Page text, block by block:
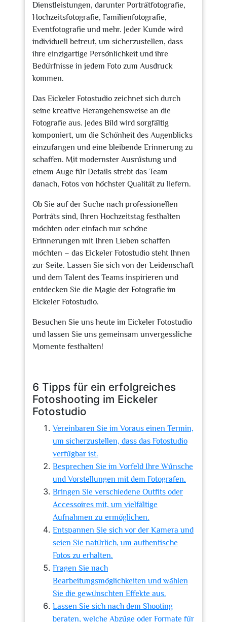
Dienstleistungen, darunter Porträtfotografie,
Hochzeitsfotografie, Familienfotografie,
Eventfotografie und mehr. Jeder Kunde wird
individuell betreut, um sicherzustellen, dass
ihre einzigartige Persönlichkeit und ihre
Bedürfnisse in jedem Foto zum Ausdruck
kommen.
Das Eickeler Fotostudio zeichnet sich durch
seine kreative Herangehensweise an die
Fotografie aus. Jedes Bild wird sorgfältig
komponiert, um die Schönheit des Augenblicks
einzufangen und eine bleibende Erinnerung zu
schaffen. Mit modernster Ausrüstung und
einem Auge für Details strebt das Team
danach, Fotos von höchster Qualität zu liefern.
Ob Sie auf der Suche nach professionellen
Porträts sind, Ihren Hochzeitstag festhalten
möchten oder einfach nur schöne
Erinnerungen mit Ihren Lieben schaffen
möchten – das Eickeler Fotostudio steht Ihnen
zur Seite. Lassen Sie sich von der Leidenschaft
und dem Talent des Teams inspirieren und
entdecken Sie die Magie der Fotografie im
Eickeler Fotostudio.
Besuchen Sie uns heute im Eickeler Fotostudio
und lassen Sie uns gemeinsam unvergessliche
Momente festhalten!
6 Tipps für ein erfolgreiches
Fotoshooting im Eickeler
Fotostudio
Vereinbaren Sie im Voraus einen Termin,
um sicherzustellen, dass das Fotostudio
verfügbar ist.
Besprechen Sie im Vorfeld Ihre Wünsche
und Vorstellungen mit dem Fotografen.
Bringen Sie verschiedene Outfits oder
Accessoires mit, um vielfältige
Aufnahmen zu ermöglichen.
Entspannen Sie sich vor der Kamera und
seien Sie natürlich, um authentische
Fotos zu erhalten.
Fragen Sie nach
Bearbeitungsmöglichkeiten und wählen
Sie die gewünschten Effekte aus.
Lassen Sie sich nach dem Shooting
beraten, welche Abzüge oder Formate für